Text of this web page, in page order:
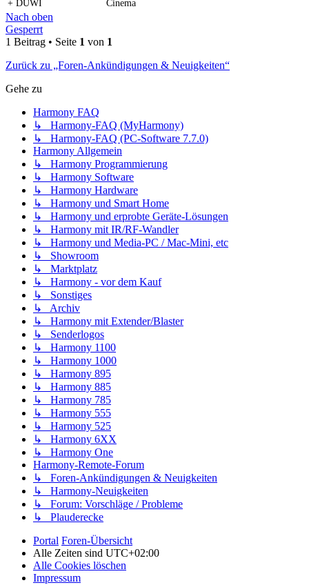
+ DÜWI
Cinema
Nach oben
Gesperrt
1 Beitrag • Seite 1 von 1
Zurück zu „Foren-Ankündigungen & Neuigkeiten“
Gehe zu
Harmony FAQ
↳ Harmony-FAQ (MyHarmony)
↳ Harmony-FAQ (PC-Software 7.7.0)
Harmony Allgemein
↳ Harmony Programmierung
↳ Harmony Software
↳ Harmony Hardware
↳ Harmony und Smart Home
↳ Harmony und erprobte Geräte-Lösungen
↳ Harmony mit IR/RF-Wandler
↳ Harmony und Media-PC / Mac-Mini, etc
↳ Showroom
↳ Marktplatz
↳ Harmony - vor dem Kauf
↳ Sonstiges
↳ Archiv
↳ Harmony mit Extender/Blaster
↳ Senderlogos
↳ Harmony 1100
↳ Harmony 1000
↳ Harmony 895
↳ Harmony 885
↳ Harmony 785
↳ Harmony 555
↳ Harmony 525
↳ Harmony 6XX
↳ Harmony One
Harmony-Remote-Forum
↳ Foren-Ankündigungen & Neuigkeiten
↳ Harmony-Neuigkeiten
↳ Forum: Vorschläge / Probleme
↳ Plauderecke
Portal Foren-Übersicht
Alle Zeiten sind UTC+02:00
Alle Cookies löschen
Impressum